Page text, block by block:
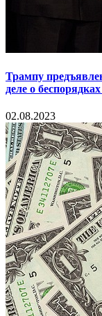
Трампу
деле о
02.08.2023